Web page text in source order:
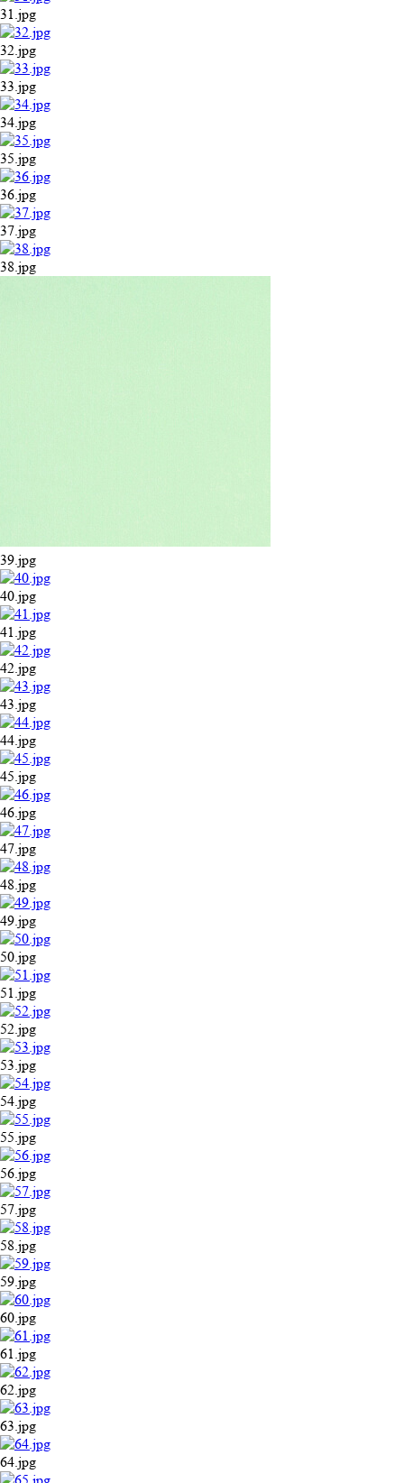
31.jpg
32.jpg
33.jpg
34.jpg
35.jpg
36.jpg
37.jpg
38.jpg
39.jpg
40.jpg
41.jpg
42.jpg
43.jpg
44.jpg
45.jpg
46.jpg
47.jpg
48.jpg
49.jpg
50.jpg
51.jpg
52.jpg
53.jpg
54.jpg
55.jpg
56.jpg
57.jpg
58.jpg
59.jpg
60.jpg
61.jpg
62.jpg
63.jpg
64.jpg